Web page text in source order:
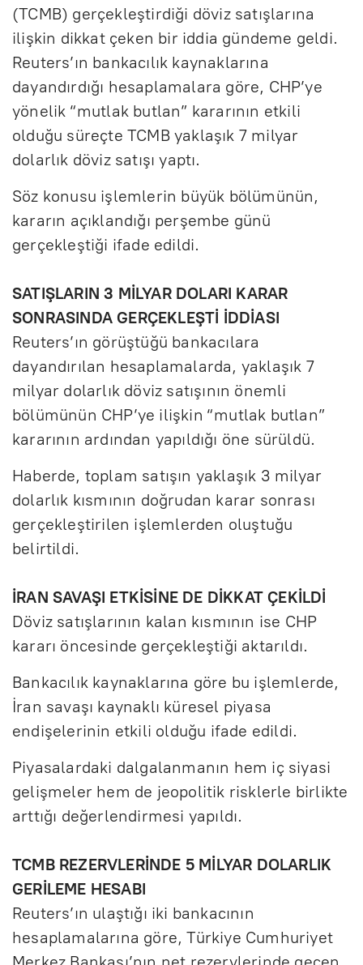
(TCMB) gerçekleştirdiği döviz satışlarına
ilişkin dikkat çeken bir iddia gündeme geldi.
Reuters’ın bankacılık kaynaklarına
dayandırdığı hesaplamalara göre, CHP’ye
yönelik “mutlak butlan” kararının etkili
olduğu süreçte TCMB yaklaşık 7 milyar
dolarlık döviz satışı yaptı.
Söz konusu işlemlerin büyük bölümünün,
kararın açıklandığı perşembe günü
gerçekleştiği ifade edildi.
SATIŞLARIN 3 MİLYAR DOLARI KARAR
SONRASINDA GERÇEKLEŞTİ İDDİASI
Reuters’ın görüştüğü bankacılara
dayandırılan hesaplamalarda, yaklaşık 7
milyar dolarlık döviz satışının önemli
bölümünün CHP’ye ilişkin “mutlak butlan”
kararının ardından yapıldığı öne sürüldü.
Haberde, toplam satışın yaklaşık 3 milyar
dolarlık kısmının doğrudan karar sonrası
gerçekleştirilen işlemlerden oluştuğu
belirtildi.
İRAN SAVAŞI ETKİSİNE DE DİKKAT ÇEKİLDİ
Döviz satışlarının kalan kısmının ise CHP
kararı öncesinde gerçekleştiği aktarıldı.
Bankacılık kaynaklarına göre bu işlemlerde,
İran savaşı kaynaklı küresel piyasa
endişelerinin etkili olduğu ifade edildi.
Piyasalardaki dalgalanmanın hem iç siyasi
gelişmeler hem de jeopolitik risklerle birlikte
arttığı değerlendirmesi yapıldı.
TCMB REZERVLERİNDE 5 MİLYAR DOLARLIK
GERİLEME HESABI
Reuters’ın ulaştığı iki bankacının
hesaplamalarına göre, Türkiye Cumhuriyet